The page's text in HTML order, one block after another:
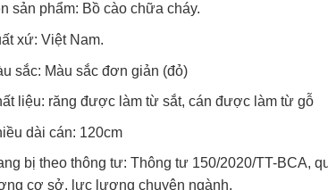
sản phẩm: Bồ cào chữa cháy.
xứ: Việt Nam.
sắc: Màu sắc đơn giản (đỏ)
liệu: răng được làm từ sắt, cán được làm từ gỗ
dài cán: 120cm
bị theo thông tư: Thông tư 150/2020/TT-BCA,
cơ sở, lực lượng chuyên ngành.